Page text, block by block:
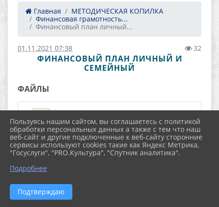
Главная
МЕТОДИЧЕСКАЯ КОПИЛКА
Финансовая грамотность...
Финансовый план личный...
01.11.2021 07:38 32
ФИНАНСОВЫЙ ПЛАН ЛИЧНЫЙ И
СЕМЕЙНЫЙ
ФАЙЛЫ
Финансовый план личный и
семейный.docx (20.3 KiB)
правильных финансовых.docx (16.3 KiB)
Пользуясь нашим сайтом, вы соглашаетесь с политикой
обработки персональных данных а также с тем что наш
веб-сайт и другие подключенные к веб-сайту сторонние
сервисы используют cookies такие как Яндекс Метрика,
"Госуслуги", "PRO.Культура", "Спутник аналитика".
Подробнее
Подтверждаю